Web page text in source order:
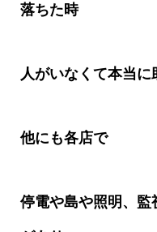
落ちた時
人がいなくて本当に
他にも各店で
停電や島や照明、